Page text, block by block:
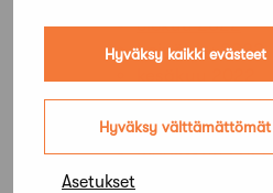
Hyväksy kaikki evästeet
Hyväksy välttämättömät
Asetukset
elokuu 2022
heinäkuu 2022
toukokuu 2022
huhtikuu 2022
maaliskuu 2022